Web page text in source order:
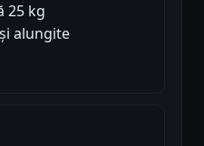
25 kg
alungite